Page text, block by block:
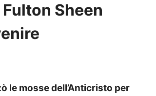
Sheen
le mosse dell’Anticristo per